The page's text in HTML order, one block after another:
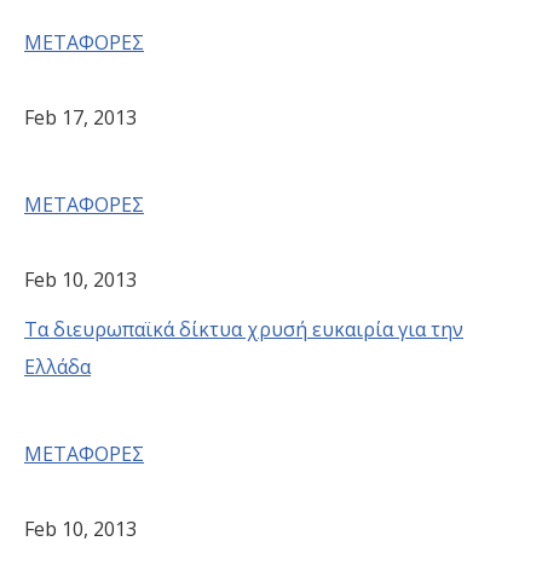
ΜΕΤΑΦΟΡΕΣ
Feb 17, 2013
ΜΕΤΑΦΟΡΕΣ
Feb 10, 2013
Τα διευρωπαϊκά δίκτυα χρυσή ευκαιρία για την
Ελλάδα
ΜΕΤΑΦΟΡΕΣ
Feb 10, 2013